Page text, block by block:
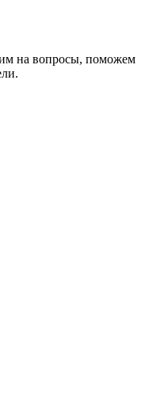
на вопросы, поможем